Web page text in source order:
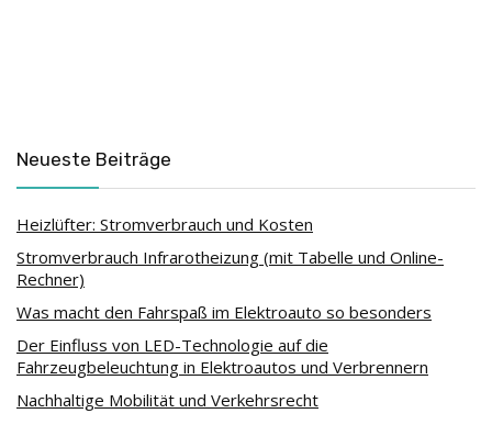
Neueste Beiträge
Heizlüfter: Stromverbrauch und Kosten
Stromverbrauch Infrarotheizung (mit Tabelle und Online-
Rechner)
Was macht den Fahrspaß im Elektroauto so besonders
Der Einfluss von LED-Technologie auf die
Fahrzeugbeleuchtung in Elektroautos und Verbrennern
Nachhaltige Mobilität und Verkehrsrecht